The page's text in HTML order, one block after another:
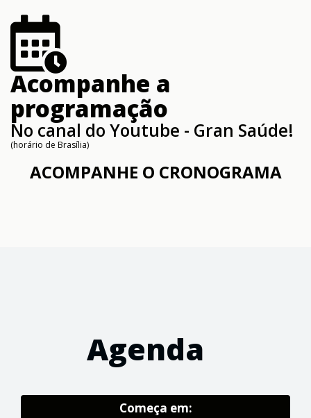
Acompanhe a
programação
No canal do Youtube - Gran Saúde!
(horário de Brasília)
ACOMPANHE O CRONOGRAMA
Agenda
Começa em: